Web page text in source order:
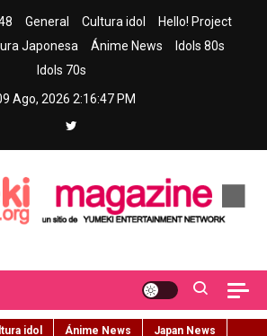
General Cultura idol
Hello! Project
Japonesa Ánime News
Idols 80s
Idols 70s
Ago, 2026 2:16:48 PM
idol Ánime News
Japan News